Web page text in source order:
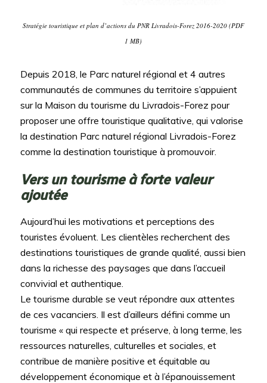
Stratégie touristique et plan d’actions du PNR Livradois-Forez 2016-2020 (PDF
1 MB)
Depuis 2018, le Parc naturel régional et 4 autres
communautés de communes du territoire s’appuient
sur la Maison du tourisme du Livradois-Forez pour
proposer une offre touristique qualitative, qui valorise
la destination Parc naturel régional Livradois-Forez
comme la destination touristique à promouvoir.
Vers un tourisme à forte valeur
ajoutée
Aujourd’hui les motivations et perceptions des
touristes évoluent. Les clientèles recherchent des
destinations touristiques de grande qualité, aussi bien
dans la richesse des paysages que dans l’accueil
convivial et authentique.
Le tourisme durable se veut répondre aux attentes
de ces vacanciers. Il est d’ailleurs défini comme un
tourisme « qui respecte et préserve, à long terme, les
ressources naturelles, culturelles et sociales, et
contribue de manière positive et équitable au
développement économique et à l’épanouissement